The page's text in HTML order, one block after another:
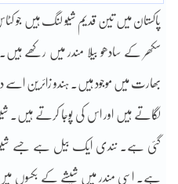
پاکستان میں تین قدیم شیو لنگ ہیں جو
سکھر کے سادھو بیلا مندر میں رکھے
بھارت میں موجود ہیں۔ ہندو زائرین
لگاتے ہیں اور اس کی پوجا کرتے ہیں۔
گئی ہے۔ نندی ایک بیل ہے جسے شیو
ہے۔ اسی مندر میں شیشے کے بکسوں میں